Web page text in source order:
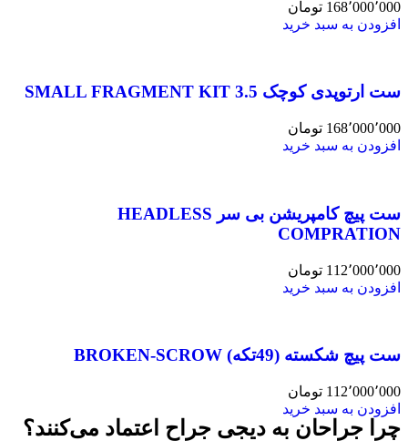
168٬000٬000 تومان
افزودن به سبد خرید
ست ارتوپدی کوچک 3.5 SMALL FRAGMENT KIT
168٬000٬000 تومان
افزودن به سبد خرید
ست پیچ کامپریشن بی سر HEADLESS
COMPRATION
112٬000٬000 تومان
افزودن به سبد خرید
ست پیچ شکسته (49تکه) BROKEN-SCROW
112٬000٬000 تومان
افزودن به سبد خرید
چرا جراحان به دیجی جراح اعتماد می‌کنند؟